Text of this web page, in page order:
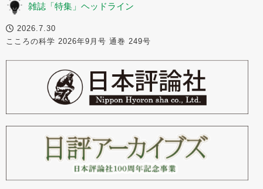
雑誌「特集」ヘッドライン
2026.7.30
こころの科学 2026年9月号 通巻 249号